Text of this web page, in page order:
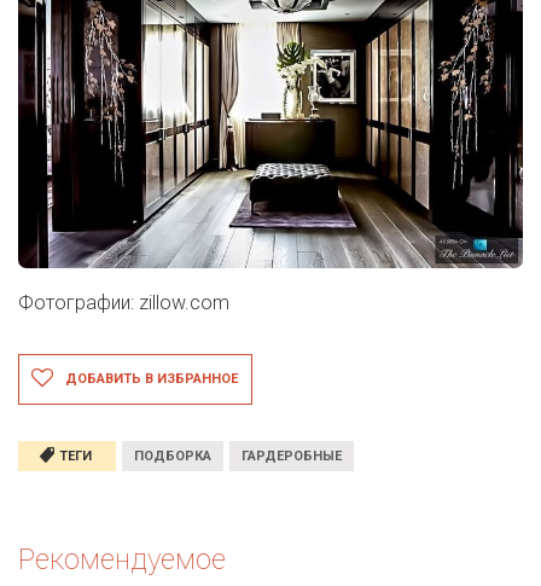
Фотографии: zillow.com
ДОБАВИТЬ В ИЗБРАННОЕ
ТЕГИ ПОДБОРКА ГАРДЕРОБНЫЕ
Рекомендуемое